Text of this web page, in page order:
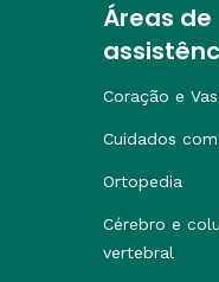
Áreas de
Coração e
Cuidados
Ortopedia
Cérebro e
vertebral